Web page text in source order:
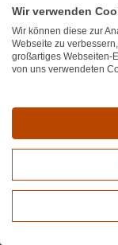
Mo-Fr, 10:00 -
Mail:
Wir verwenden
Wir können diese zur
Webseite zu
großartiges Webseiten-
von uns verwendeten